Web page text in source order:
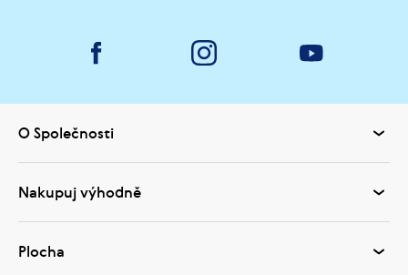
O Společnosti
Nakupuj výhodně
Plocha